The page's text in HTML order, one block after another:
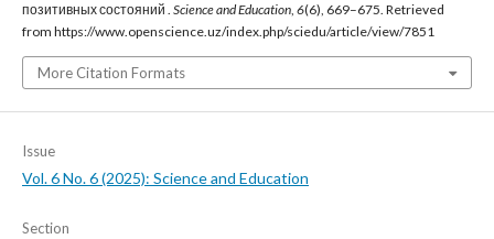
позитивных состояний . Science and Education, 6(6), 669–675. Retrieved
from https://www.openscience.uz/index.php/sciedu/article/view/7851
More Citation Formats
Issue
Vol. 6 No. 6 (2025): Science and Education
Section